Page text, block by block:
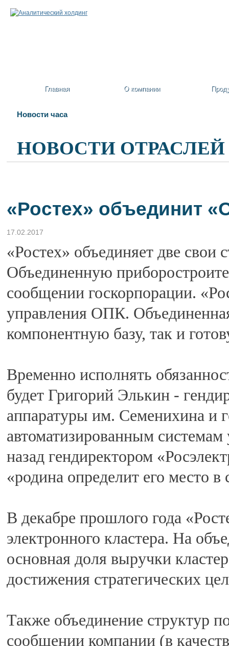
Главная О компании
Новости часа
НОВОСТИ ОТРАСЛЕЙ
«Ростех» объединит
17.02.2017
«Ростех» объединяет две свои
Объединенную
сообщении госкорпорации.
управления ОПК.
компонентную базу, так и
Временно исполнять
будет Григорий Элькин -
аппаратуры им. Семенихина и
автоматизированным
назад гендиректором
«родина определит его место в
В декабре прошлого года
электронного кластера. На
основная доля выручки
достижения стратегических
Также объединение структур
сообщении компании (в